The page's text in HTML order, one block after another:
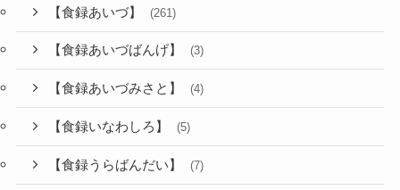
【食録あいづ】 (261)
【食録あいづばんげ】 (3)
【食録あいづみさと】 (4)
【食録いなわしろ】 (5)
【食録うらばんだい】 (7)